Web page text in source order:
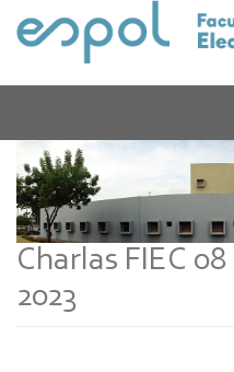
contenido
Charlas FIEC
2023